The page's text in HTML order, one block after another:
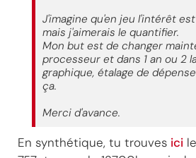
J'imagine qu'en jeu l'intérêt
mais j'aimerais le quantifier.
Mon but est de changer
processeur et dans 1 an ou 2
graphique, étalage de
ça.
Merci d'avance.
En synthétique, tu trouves ici